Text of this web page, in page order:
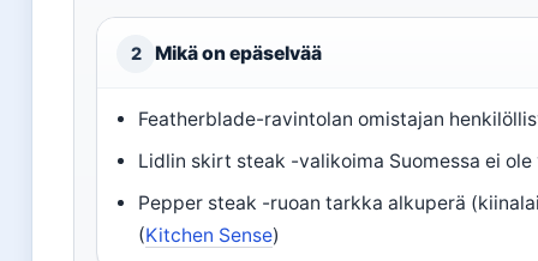
2 Mikä on epäselvää
Featherblade-ravintolan omistajan
Lidlin skirt steak -valikoima Suomessa ei
Pepper steak -ruoan tarkka alkuperä
(Kitchen Sense)